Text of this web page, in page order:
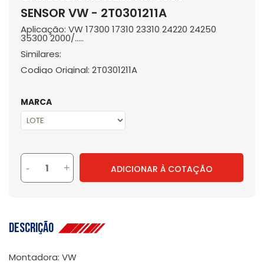
SENSOR VW - 2T0301211A
Aplicação: VW 17300 17310 23310 24220 24250
35300 2000/.....
Similares:
Codigo Original: 2T0301211A
MARCA
- + ADICIONAR À COTAÇÃO
Descrição
Montadora: VW